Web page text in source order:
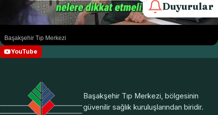
Başakşehir Tıp Merkezi
YouTube
Başakşehir Tıp Merkezi, bölgesinin
güvenilir sağlık kuruluşlarından biridir.
Duyurular